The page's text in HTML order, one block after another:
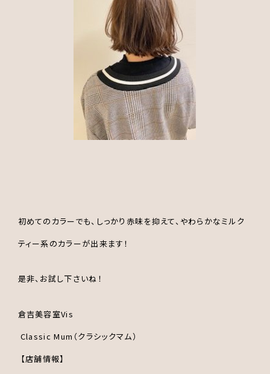
初めてのカラーでも、しっかり赤味を抑えて、やわらかなミルク
ティー系のカラーが出来ます！
是非、お試し下さいね！
倉吉美容室Vis
Classic Mum（クラシックマム）
【店舗情報】